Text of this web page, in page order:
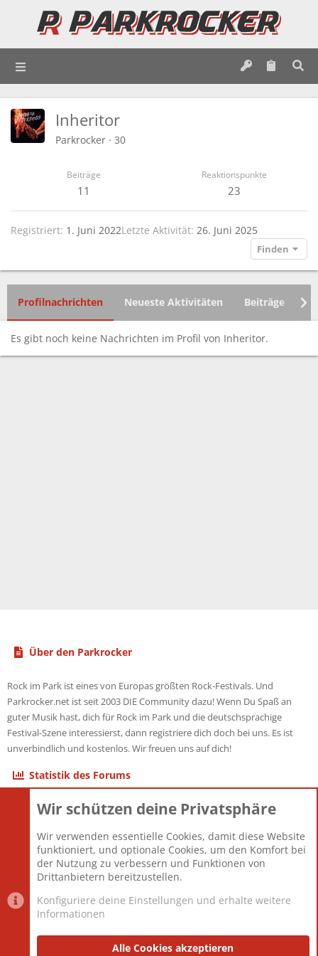
Inheritor
Parkrocker · 30
Beiträge
11
Reaktionspunkte
23
Registriert 1. Juni 2022Letzte Aktivität 26. Juni 2025
Finden
Profilnachrichten Neueste Aktivitäten Beiträge
Es gibt noch keine Nachrichten im Profil von Inheritor.
Über den Parkrocker
Rock im Park ist eines von Europas größten Rock-Festivals. Und
Parkrocker.net ist seit 2003 DIE Community dazu! Wenn Du Spaß an
guter Musik hast, dich für Rock im Park und die deutschsprachige
Festival-Szene interessierst, dann registriere dich doch bei uns. Es ist
unverbindlich und kostenlos. Wir freuen uns auf dich!
Statistik des Forums
Themen
Mitglieder
12.425
Neuestes Mitglied
Toddster85
Datenschutzerklärung Impressum
Wir schützen deine Privatsphäre
Wir verwenden essentielle Cookies, damit diese Website
funktioniert, und optionale Cookies, um den Komfort bei
der Nutzung zu verbessern und Funktionen von
Drittanbietern bereitzustellen.
Konfiguriere deine Einstellungen und erhalte weitere
Informationen
Alle Cookies akzeptieren